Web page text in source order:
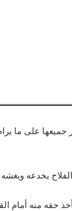
جميعها على
يخدعه
حقه منه أمام